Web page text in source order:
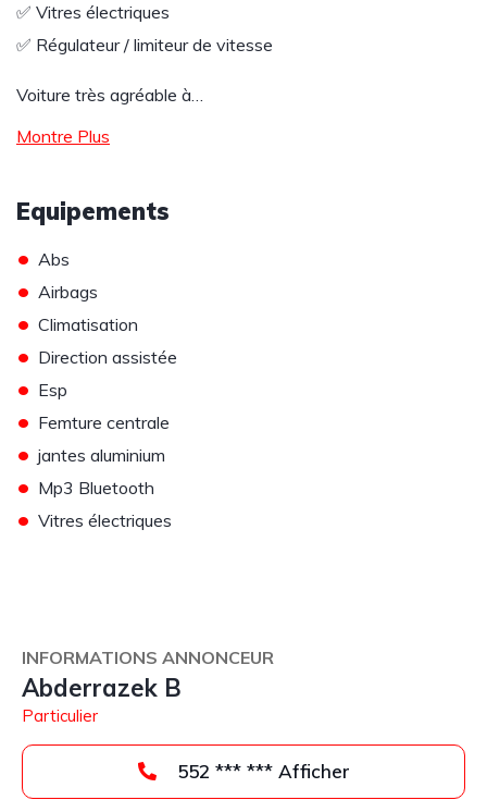
✅ Vitres électriques
✅ Régulateur / limiteur de vitesse
Voiture très agréable à…
Montre Plus
Equipements
• Abs
• Airbags
• Climatisation
• Direction assistée
• Esp
• Femture centrale
• jantes aluminium
• Mp3 Bluetooth
• Vitres électriques
INFORMATIONS ANNONCEUR
Abderrazek B
Particulier
552 *** *** Afficher